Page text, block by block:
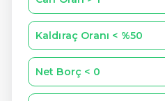
Kaldıraç Oranı < %50
Net Borç < 0